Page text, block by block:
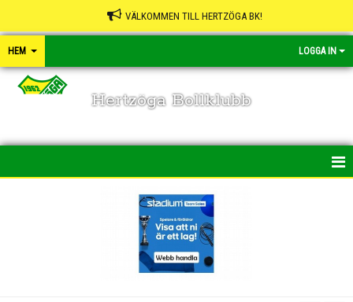
VÄLKOMMEN TILL HERTZÖGA BK!
HEM LOGGA IN
Hertzöga Bollklubb